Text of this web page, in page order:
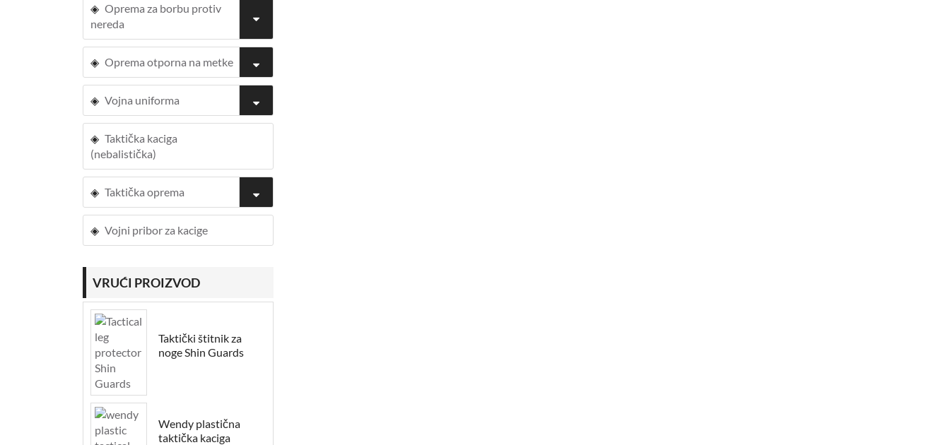
Oprema za borbu protiv
nereda
Oprema otporna na metke
Vojna uniforma
Taktička kaciga
(nebalistička)
Taktička oprema
Vojni pribor za kacige
VRUĆI PROIZVOD
Taktički štitnik za
noge Shin Guards
Wendy plastična
taktička kaciga